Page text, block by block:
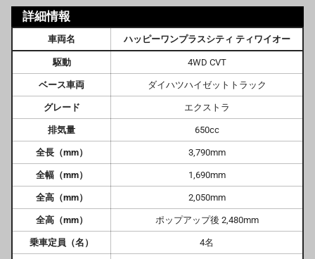
詳細情報
車両名 ハッピーワンプラスシティ ティワイオー
駆動 4WD CVT
ベース車両 ダイハツハイゼットトラック
グレード エクストラ
排気量 650cc
全長（mm） 3,790mm
全幅（mm） 1,690mm
全高（mm） 2,050mm
全高（mm） ポップアップ後 2,480mm
乗車定員（名） 4名